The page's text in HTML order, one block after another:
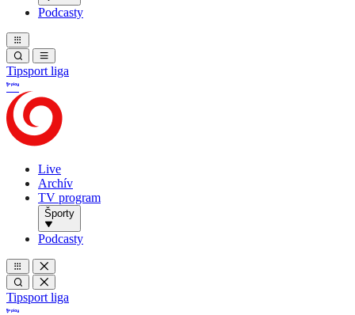
Podcasty
Tipsport liga
Live
Archív
TV program
Športy
Podcasty
Tipsport liga